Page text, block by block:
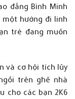
đẳng Bình Minh
một hướng đi linh
trẻ đang muốn
và cơ hội tích lũy
trên ghế nhà
cho các bạn 2K6